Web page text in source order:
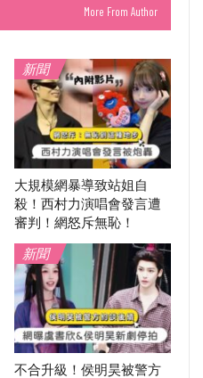
More From Author
新聞
大規模網暴導致站姐自
殺！西村力演唱會發言遭
審判！網怒斥無恥！
新聞
不合升級！侯明昊被警方